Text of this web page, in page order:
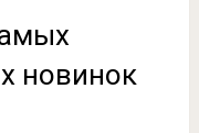
новинок